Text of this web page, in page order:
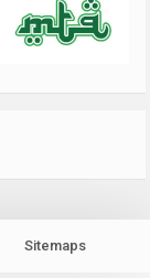
Sitemaps